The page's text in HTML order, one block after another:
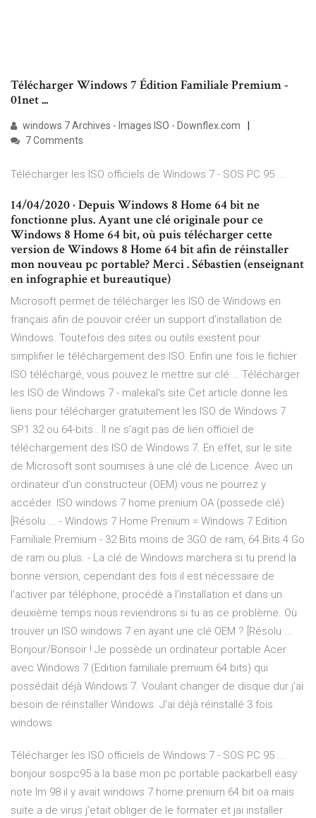
Télécharger Windows 7 Édition Familiale Premium -
01net ...
windows 7 Archives - Images ISO - Downflex.com
7 Comments
Télécharger les ISO officiels de Windows 7 - SOS PC 95 ...
14/04/2020 · Depuis Windows 8 Home 64 bit ne
fonctionne plus. Ayant une clé originale pour ce
Windows 8 Home 64 bit, où puis télécharger cette
version de Windows 8 Home 64 bit afin de réinstaller
mon nouveau pc portable? Merci . Sébastien (enseignant
en infographie et bureautique)
Microsoft permet de télécharger les ISO de Windows en
français afin de pouvoir créer un support d’installation de
Windows. Toutefois des sites ou outils existent pour
simplifier le téléchargement des ISO. Enfin une fois le fichier
ISO téléchargé, vous pouvez le mettre sur clé … Télécharger
les ISO de Windows 7 - malekal's site Cet article donne les
liens pour télécharger gratuitement les ISO de Windows 7
SP1 32 ou 64-bits.. Il ne s’agit pas de lien officiel de
téléchargement des ISO de Windows 7. En effet, sur le site
de Microsoft sont soumises à une clé de Licence. Avec un
ordinateur d’un constructeur (OEM) vous ne pourrez y
accéder. ISO windows 7 home prenium OA (possede clé)
[Résolu ... - Windows 7 Home Prenium = Windows 7 Edition
Familiale Premium - 32 Bits moins de 3GO de ram, 64 Bits 4 Go
de ram ou plus. - La clé de Windows marchera si tu prend la
bonne version, cependant des fois il est nécessaire de
l'activer par téléphone, procédè a l'installation et dans un
deuxième temps nous reviendrons si tu as ce problème. Où
trouver un ISO windows 7 en ayant une clé OEM ? [Résolu ...
Bonjour/Bonsoir ! Je possède un ordinateur portable Acer
avec Windows 7 (Edition familiale premium 64 bits) qui
possédait déjà Windows 7. Voulant changer de disque dur j'ai
besoin de réinstaller Windows. J'ai déjà réinstallé 3 fois
windows
Télécharger les ISO officiels de Windows 7 - SOS PC 95 ...
bonjour sospc95 a la base mon pc portable packarbell easy
note lm 98 il y avait windows 7 home prenium 64 bit oa mais
suite a de virus j’etait obliger de le formater et jai installer